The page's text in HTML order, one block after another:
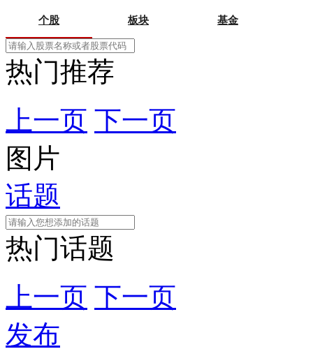
个股 板块 基金
热门推荐
上一页 下一页
图片
话题
热门话题
上一页 下一页
发布